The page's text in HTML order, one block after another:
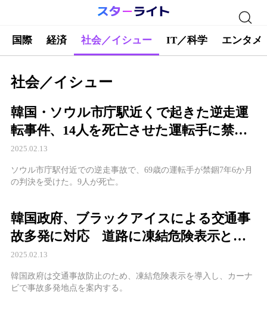
国際 経済 社会／イシュー IT／科学 エンタメ
社会／イシュー
韓国・ソウル市庁駅近くで起きた逆走運
転事件、14人を死亡させた運転手に禁錮7
年6か月
2025.02.13
ソウル市庁駅付近での逆走事故で、69歳の運転手が禁錮7年6か月
の判決を受けた。9人が死亡。
韓国政府、ブラックアイスによる交通事
故多発に対応 道路に凍結危険表示とカ
ーナビ案内システムを導入
2025.02.13
韓国政府は交通事故防止のため、凍結危険表示を導入し、カーナ
ビで事故多発地点を案内する。